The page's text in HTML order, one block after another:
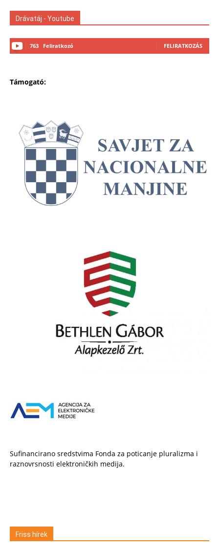
Drávatáj - Youtube
763 Feliratkozó FELIRATKOZÁS
Támogató:
Sufinancirano sredstvima Fonda za poticanje pluralizma i
raznovrsnosti elektroničkih medija.
Friss hírek